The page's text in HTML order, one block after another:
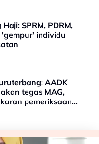
Haji: SPRM, PDRM,
'gempur' individu
AADK
tegas MAG,
pemeriksaan